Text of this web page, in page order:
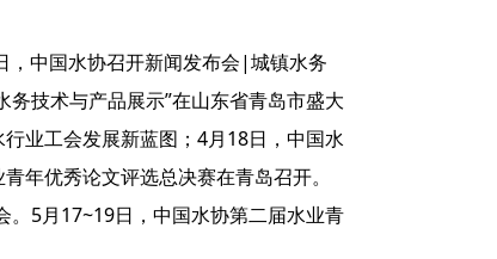
，中国水协召开新闻发布会|城镇水务
技术与产品展示”在山东省青岛市盛大
业工会发展新蓝图；4月18日，中国水
年优秀论文评选总决赛在青岛召开。
5月17~19日，中国水协第二届水业青